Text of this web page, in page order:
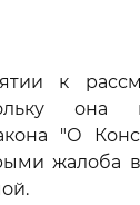
к
она
"О
жалоба